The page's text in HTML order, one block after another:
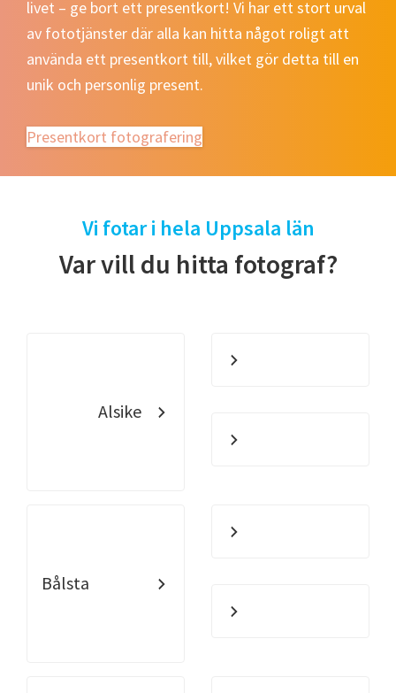
livet – ge bort ett presentkort! Vi har ett stort urval
av fototjänster där alla kan hitta något roligt att
använda ett presentkort till, vilket gör detta till en
unik och personlig present.
Presentkort fotografering
Vi fotar i hela Uppsala län
Var vill du hitta fotograf?
Alsike
Bålsta